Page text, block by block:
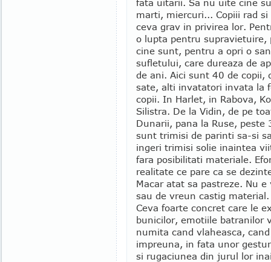
fata uitarii. Sa nu uite cine
marti, miercuri... Copiii rad
ceva grav in privirea lor.
o lupta pentru supravietuire,
cine sunt, pentru a opri o
sufletului, care dureaza de
de ani. Aici sunt 40 de copii,
sate, alti invatatori invata la
copii. In Harlet, in Rabova,
Silistra. De la Vidin, de pe
Dunarii, pana la Ruse, peste
sunt trimisi de parinti sa-si
ingeri trimisi solie inaintea
fara posibilitati materiale.
realitate ce pare ca se
Macar atat sa pastreze. Nu
sau de vreun castig
Ceva foarte concret care le
bunicilor, emotiile batranilor
numita cand vlaheasca,
impreuna, in fata unor
si rugaciunea din jurul lor